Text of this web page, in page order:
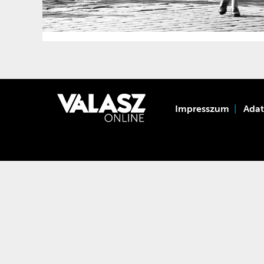
Impresszum